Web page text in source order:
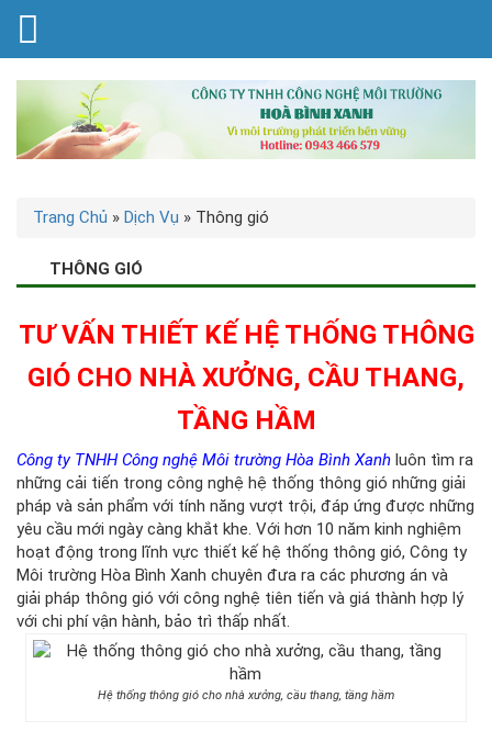
Trang Chủ » Dịch Vụ » Thông gió
THÔNG GIÓ
TƯVẤN THIẾT KẾ HỆ THỐNG THÔNG
GIÓ CHO NHÀ XƯỞNG, CẦU THANG,
TẦNG HẦM
Công ty TNHH Công nghệ Môi trường Hòa Bình Xanh luôn tìm ra
những cải tiến trong công nghệ hệ thống thông gió những giải
pháp và sản phẩm với tính năng vượt trội, đáp ứng được những
yêu cầu mới ngày càng khắt khe. Với hơn 10 năm kinh nghiệm
hoạt động trong lĩnh vực thiết kế hệ thống thông gió, Công ty
Môi trường Hòa Bình Xanh chuyên đưa ra các phương án và
giải pháp thông gió với công nghệ tiên tiến và giá thành hợp lý
với chi phí vận hành, bảo trì thấp nhất.
Hệ thống thông gió cho nhà xưởng, cầu thang, tầng hầm